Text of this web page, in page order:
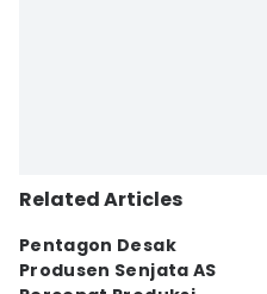
Related Articles
Pentagon Desak
Produsen Senjata AS